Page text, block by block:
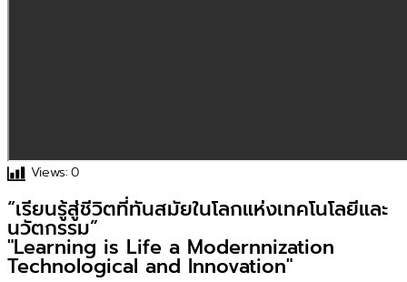
Views:0
“เรียนรู้สู่ชีวิตที่ทันสมัยในโลกแห่งเทคโนโลยีและ
นวัตกรรม”
"Learning is Life a Modernnization
Technological and Innovation"